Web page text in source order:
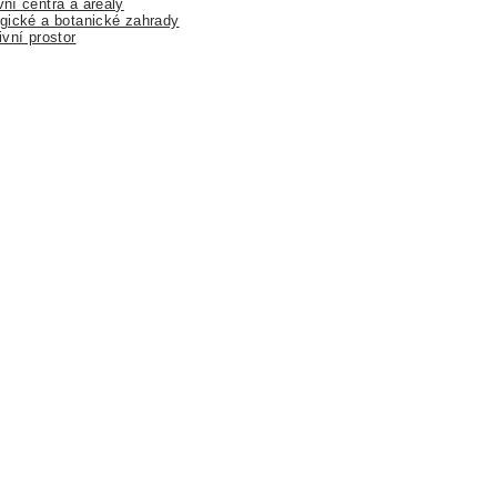
centra a areály
a botanické zahrady
prostor